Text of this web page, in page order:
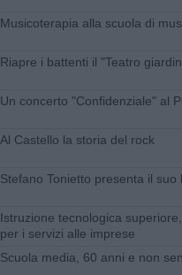
Musicoterapia alla scuola di
Riapre i battenti il "Teatro
Un concerto "Confidenziale" al
Al Castello la storia del rock
Stefano Tonietto presenta il suo
Istruzione tecnologica
per i servizi alle imprese
Scuola media, 60 anni e non